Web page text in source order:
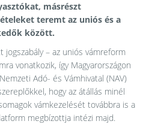
másrészt
teremt az uniós és a
között.
– az uniós vámreform
vonatkozik, így Magyarországon
Adó- és Vámhivatal (NAV)
hogy az átállás minél
vámkezelését továbbra is a
megbízottja intézi majd.